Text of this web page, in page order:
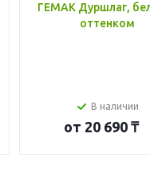
ГЕМАК Дуршлаг,
оттенком
В наличии
от 20 690 ₸